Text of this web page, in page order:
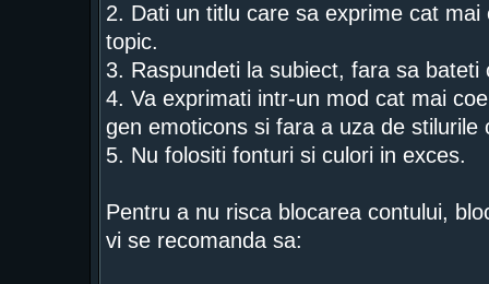
2. Dati un titlu care sa exprime cat
topic.
3. Raspundeti la subiect, fara sa bateti
4. Va exprimati intr-un mod cat mai
gen emoticons si fara a uza de stilurile
5. Nu folositi fonturi si culori in exces.
Pentru a nu risca blocarea contului,
vi se recomanda sa: